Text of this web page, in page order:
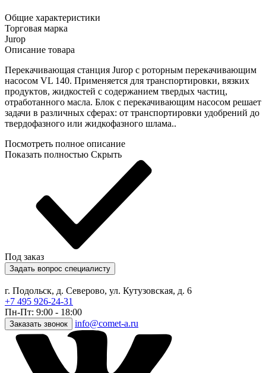
Общие характеристики
Торговая марка
Jurop
Описание товара
Перекачивающая станция Jurop с роторным перекачивающим
насосом VL 140. Применяется для транспортировки, вязких
продуктов, жидкостей с содержанием твердых частиц,
отработанного масла. Блок с перекачивающим насосом решает
задачи в различных сферах: от транспортировки удобрений до
твердофазного или жидкофазного шлама..
Посмотреть полное описание
Показать полностью Скрыть
Под заказ
Задать вопрос специалисту
г. Подольск, д. Северово, ул. Кутузовская, д. 6
+7 495 926-24-31
Пн-Пт: 9:00 - 18:00
Заказать звонок info@comet-a.ru